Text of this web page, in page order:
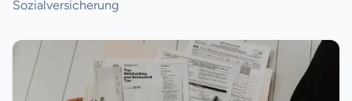
Sozialversicherung